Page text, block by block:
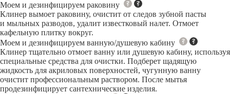
Моем и дезинфицируем раковину
Клинер вымоет раковину, очистит от следов зубной пасты
и мыльных разводов, удалит известковый налет. Отмоет
кафельную плитку вокруг.
Моем и дезинфицируем ванную/душевую кабину
Клинер тщательно отмоет ванну или душевую кабину, используя
специальные средства для очистки. Подберет щадящую
жидкость для акриловых поверхностей, чугунную ванну
очистит профессиональным раствором. После мытья
продезинфицирует сантехнические изделия.